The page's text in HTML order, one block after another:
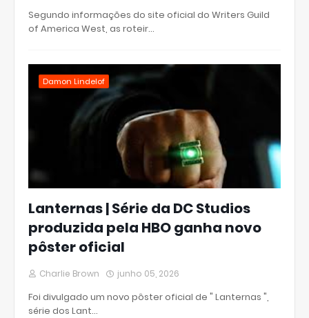
Segundo informações do site oficial do Writers Guild
of America West, as roteir…
Damon Lindelof
Lanternas | Série da DC Studios
produzida pela HBO ganha novo
pôster oficial
Charlie Brown junho 05, 2026
Foi divulgado um novo pôster oficial de " Lanternas ",
série dos Lant…